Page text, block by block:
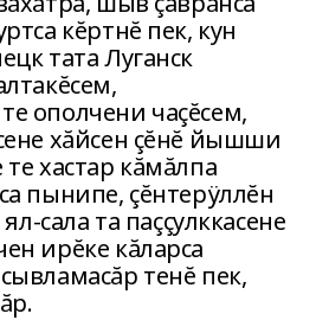
кĕртнĕ пек, кун
тата Луганск
ополчени чаçĕсем,
хăйсен çĕнĕ йышши
хастар кăмăлпа
пынипе, çĕнтерÿллĕн
сала та паççулккасене
ирĕке кăларса
тенĕ пек,